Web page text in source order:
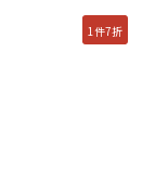
1件7折